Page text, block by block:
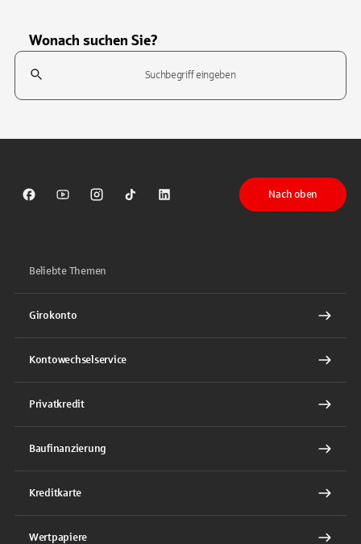
Wonach suchen Sie?
Suchfeld
Sparkasse auf Facebook
Sparkasse auf Youtube
Sparkasse auf Instagram
Sparkasse auf TikTok
Sparkasse auf LinkedIn
Nach oben
Beliebte Themen
Girokonto
Kontowechselservice
Privatkredit
Baufinanzierung
Kreditkarte
Wertpapiere